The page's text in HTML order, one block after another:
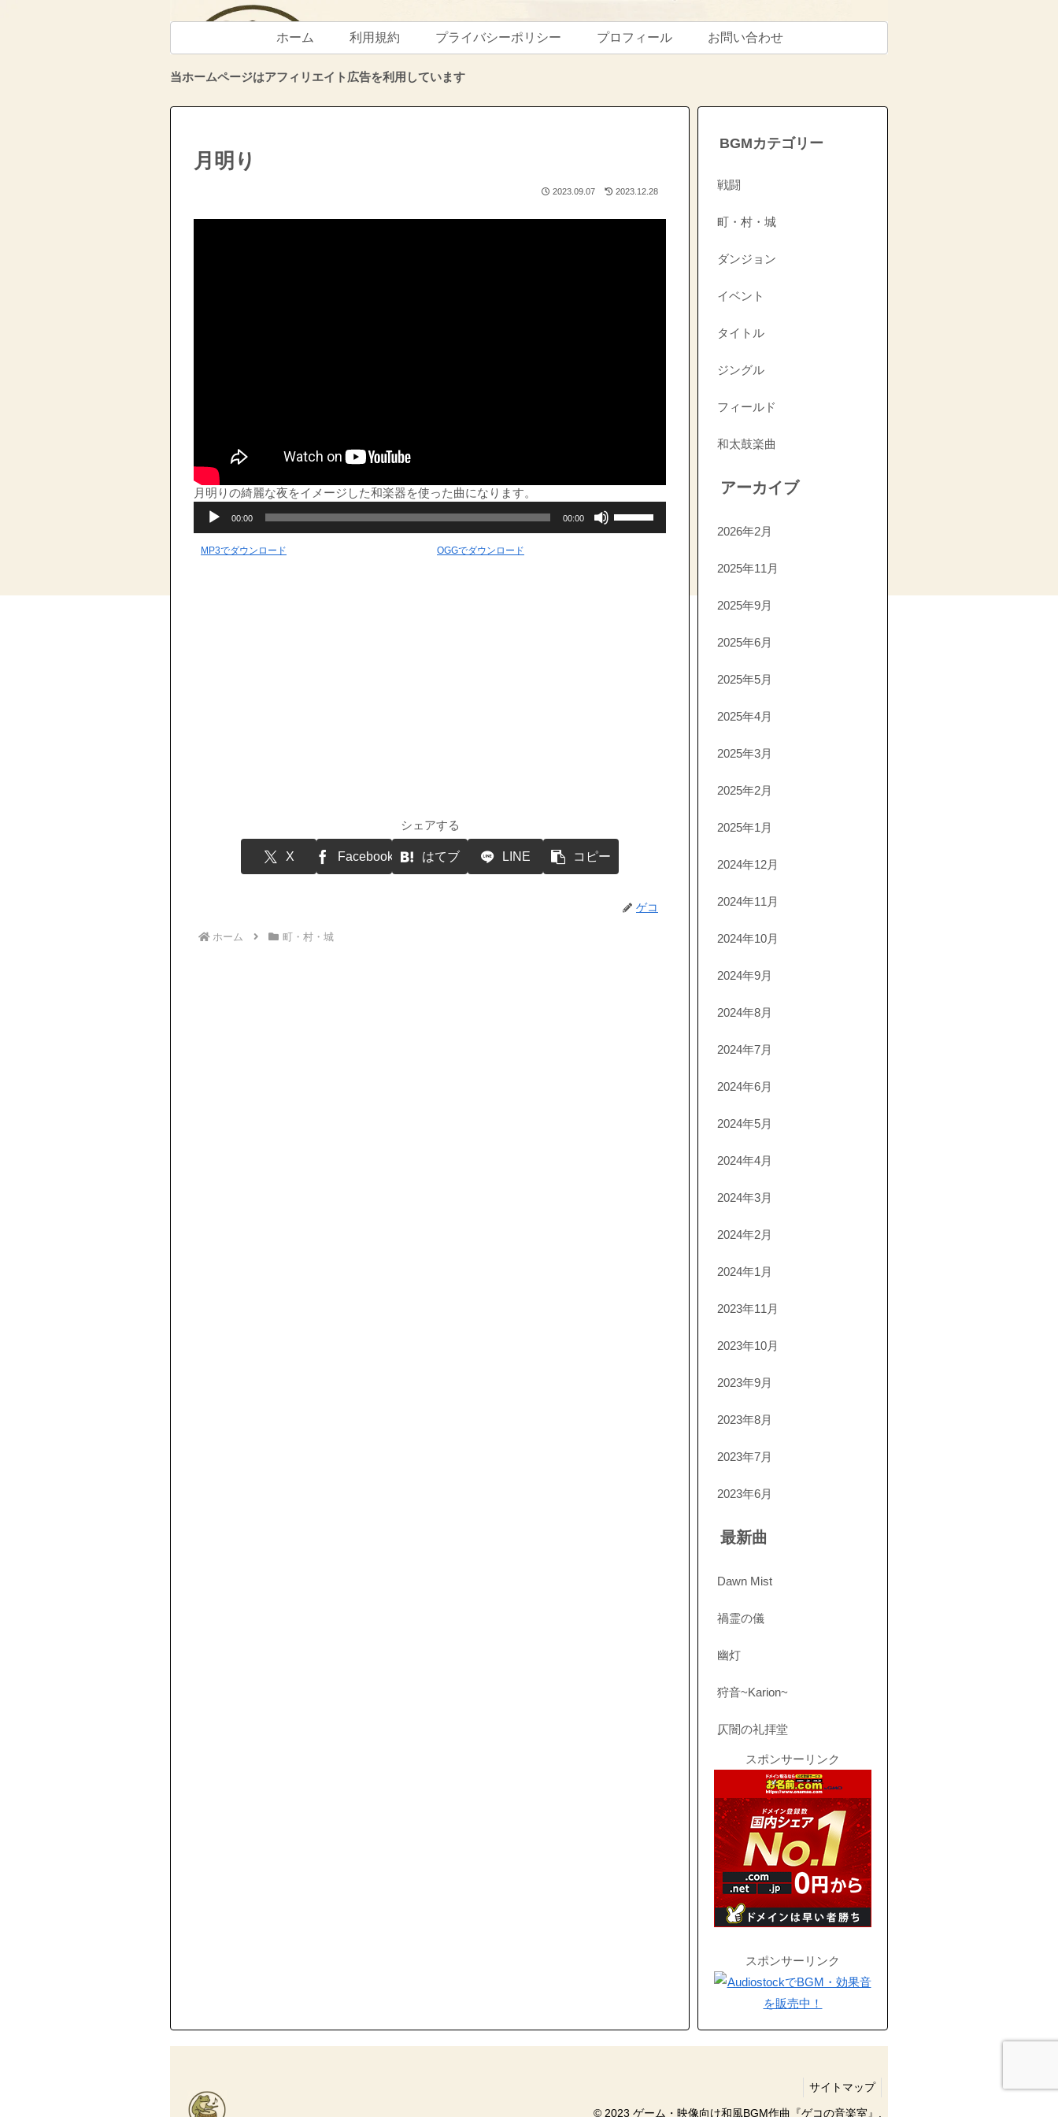
ホーム 利用規約 プライバシーポリシー プロフィール お問い合わせ
当ホームページはアフィリエイト広告を利用しています
月明り
2023.09.07 2023.12.28
月明りの綺麗な夜をイメージした和楽器を使った曲になります。
プ
レ
00:00 00:00
リ
ュ
MP3でダウンロード OGGでダウンロード
シェアする
X Facebook はてブ LINE コピー
ゲコ
ホーム 町・村・城
BGMカテゴリー
戦闘
町・村・城
ダンジョン
イベント
タイトル
ジングル
フィールド
和太鼓楽曲
アーカイブ
2026年2月
2025年11月
2025年9月
2025年6月
2025年5月
2025年4月
2025年3月
2025年2月
2025年1月
2024年12月
2024年11月
2024年10月
2024年9月
2024年8月
2024年7月
2024年6月
2024年5月
2024年4月
2024年3月
2024年2月
2024年1月
2023年11月
2023年10月
2023年9月
2023年8月
2023年7月
2023年6月
最新曲
Dawn Mist
禍霊の儀
幽灯
狩音~Karion~
仄闇の礼拝堂
スポンサーリンク
スポンサーリンク
サイトマップ
© 2023 ゲーム・映像向け和風BGM作曲『ゲコの音楽室』.